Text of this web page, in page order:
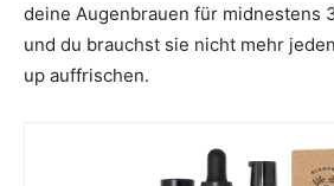
deine Augenbrauen für midnestens
und du brauchst sie nicht mehr
up auffrischen.